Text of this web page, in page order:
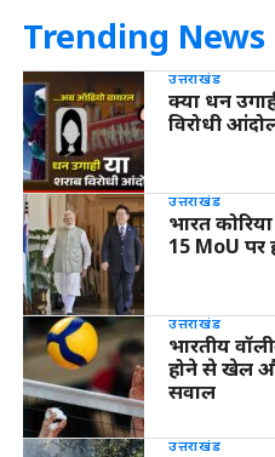
Trending News
उत्तराखंड
क्या धन
विरोधी
उत्तराखंड
भारत
15 MoU पर
उत्तराखंड
भारतीय
होने से खेल
सवाल
उत्तराखंड